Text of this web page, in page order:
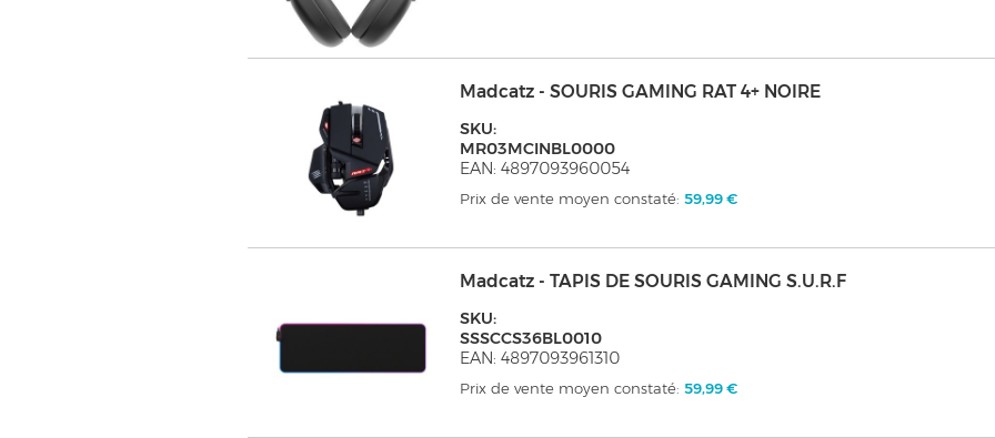
Madcatz - SOURIS GAMING RAT 4+ NOIRE
SKU:
MR03MCINBL0000
EAN: 4897093960054
Prix de vente moyen constaté:59,99 €
Madcatz - TAPIS DE SOURIS GAMING S.U.R.F
SKU:
SSSCCS36BL0010
EAN: 4897093961310
Prix de vente moyen constaté:59,99 €